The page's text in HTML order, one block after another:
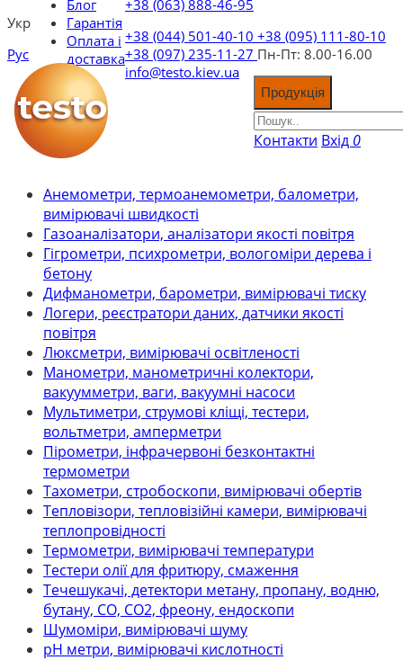
Укр
Рус
Блог
Гарантія
Оплата і
доставка
+38 (063) 888-46-95
+38 (044) 501-40-10 +38 (095) 111-80-10
+38 (097) 235-11-27 Пн-Пт: 8.00-16.00
info@testo.kiev.ua
Продукція
Контакти Вхід 0
Анемометри, термоанемометри, балометри,
вимірювачі швидкості
Газоаналізатори, аналізатори якості повітря
Гігрометри, психрометри, вологоміри дерева і
бетону
Дифманометри, барометри, вимірювачі тиску
Логери, реєстратори даних, датчики якості
повітря
Люксметри, вимірювачі освітленості
Манометри, манометричні колектори,
вакуумметри, ваги, вакуумні насоси
Мультиметри, струмові кліщі, тестери,
вольтметри, амперметри
Пірометри, інфрачервоні безконтактні
термометри
Тахометри, стробоскопи, вимірювачі обертів
Тепловізори, тепловізійні камери, вимірювачі
теплопровідності
Термометри, вимірювачі температури
Тестери олії для фритюру, смаження
Течешукачі, детектори метану, пропану, водню,
бутану, СО, СО2, фреону, ендоскопи
Шумоміри, вимірювачі шуму
рН метри, вимірювачі кислотності